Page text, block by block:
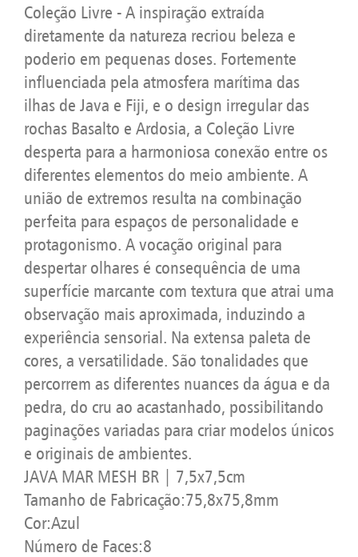
Coleção Livre - A inspiração extraída
diretamente da natureza recriou beleza e
poderio em pequenas doses. Fortemente
influenciada pela atmosfera marítima das
ilhas de Java e Fiji, e o design irregular das
rochas Basalto e Ardosia, a Coleção Livre
desperta para a harmoniosa conexão entre os
diferentes elementos do meio ambiente. A
união de extremos resulta na combinação
perfeita para espaços de personalidade e
protagonismo. A vocação original para
despertar olhares é consequência de uma
superfície marcante com textura que atrai uma
observação mais aproximada, induzindo a
experiência sensorial. Na extensa paleta de
cores, a versatilidade. São tonalidades que
percorrem as diferentes nuances da água e da
pedra, do cru ao acastanhado, possibilitando
paginações variadas para criar modelos únicos
e originais de ambientes.
JAVA MAR MESH BR | 7,5x7,5cm
Tamanho de Fabricação:75,8x75,8mm
Cor:Azul
Número de Faces:8